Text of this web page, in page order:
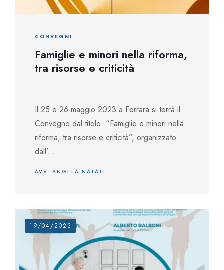
CONVEGNI
Famiglie e minori nella riforma,
tra risorse e criticità
Il 25 e 26 maggio 2023 a Ferrara si terrà il
Convegno dal titolo: “Famiglie e minori nella
riforma, tra risorse e criticità”, organizzato
dall’...
AVV. ANGELA NATATI
19/04/2023